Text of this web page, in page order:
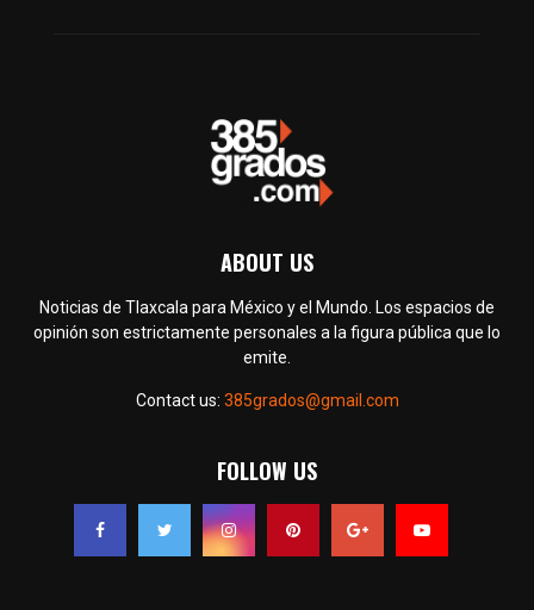
ABOUT US
Noticias de Tlaxcala para México y el Mundo. Los espacios de
opinión son estrictamente personales a la figura pública que lo
emite.
Contact us: 385grados@gmail.com
FOLLOW US